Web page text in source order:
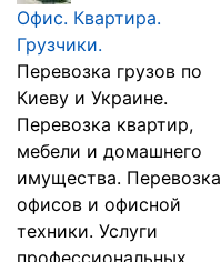
Офис. Квартира.
Грузчики.
Перевозка грузов по
Киеву и Украине.
Перевозка квартир,
мебели и домашнего
имущества. Перевозка
офисов и офисной
техники. Услуги
профессиональных